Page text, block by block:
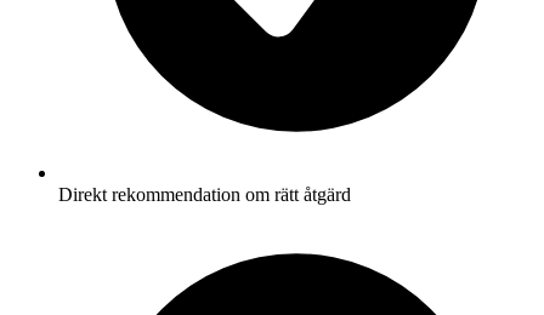
Direkt rekommendation om rätt åtgärd